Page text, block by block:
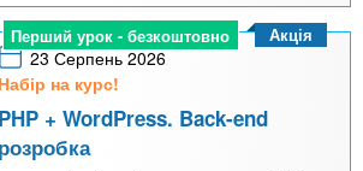
Перший урок - безкоштовно
23 Серпень 2026
Набір на курс!
PHP + WordPress. Back-end
розробка
Акція